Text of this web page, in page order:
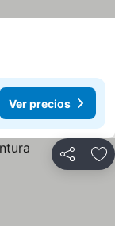
Ver precios
Compartir